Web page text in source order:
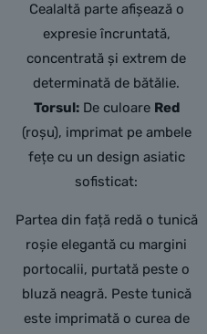
Cealaltă parte afișează o
expresie încruntată,
concentrată și extrem de
determinată de bătălie.
Torsul:De culoare Red
(roșu), imprimat pe ambele
fețe cu un design asiatic
sofisticat:
Partea din față redă o tunică
roșie elegantă cu margini
portocalii, purtată peste o
bluză neagră. Peste tunică
este imprimată o curea de